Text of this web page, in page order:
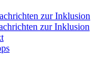
zur Inklusion
zur Inklusion